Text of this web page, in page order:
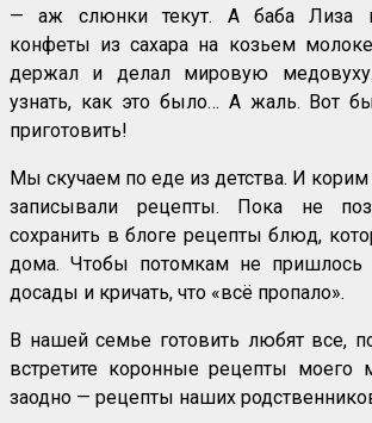
— аж слюнки текут. А баба Лиза
конфеты из сахара на козьем
держал и делал мировую
узнать, как это было… А жаль. Вот
приготовить!
Мы скучаем по еде из детства. И корим
записывали рецепты. Пока не
сохранить в блоге рецепты блюд,
дома. Чтобы потомкам не пришлось
досады и кричать, что «всё пропало».
В нашей семье готовить любят все,
встретите коронные рецепты моего
заодно — рецепты наших